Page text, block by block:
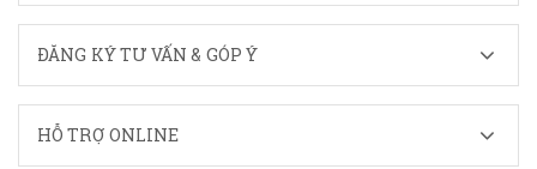
ĐĂNG KÝ TƯ VẤN & GÓP Ý
HỖ TRỢ ONLINE